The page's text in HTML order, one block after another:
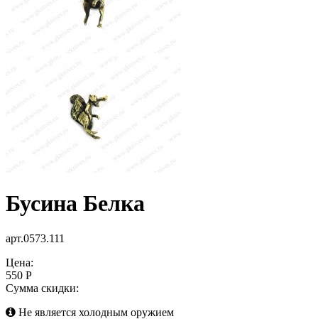
Бусина Белка
арт.0573.111
Цена:
550 Р
Сумма скидки:
Не является холодным оружием